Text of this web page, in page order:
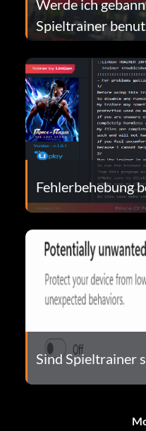
Werde ich
Spieltrainer
Fehlerbehebung
Sind Spieltrainer